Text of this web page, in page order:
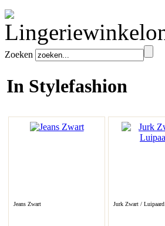
Zoeken
In Stylefashion
Jeans Zwart Jurk Zwart / Luipaard